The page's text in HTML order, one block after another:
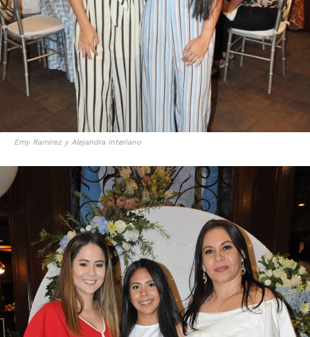
Emy Ramírez y Alejandra Interiano